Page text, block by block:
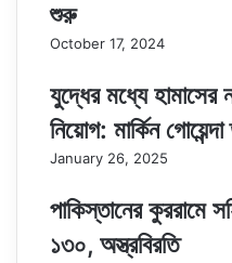
শুরু
October 17, 2024
যুদ্ধের মধ্যে
নিয়োগ: মার্কিন
January 26, 2025
পাকিস্তানের কুররামে
১৩০, অস্ত্রবিরতি